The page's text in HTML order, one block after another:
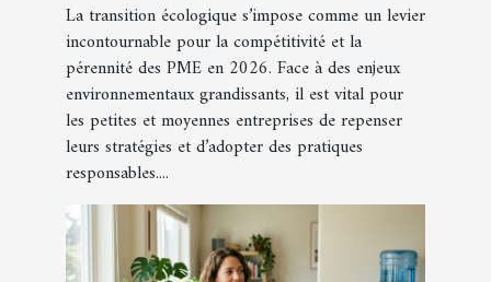
La transition écologique s’impose comme un levier
incontournable pour la compétitivité et la
pérennité des PME en 2026. Face à des enjeux
environnementaux grandissants, il est vital pour
les petites et moyennes entreprises de repenser
leurs stratégies et d’adopter des pratiques
responsables....